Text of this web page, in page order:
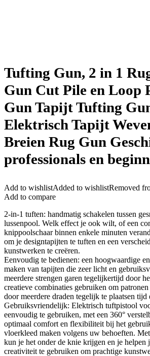
Tufting Gun, 2 in 1
Gun Cut Pile en Loop
Gun Tapijt Tufting
Elektrisch Tapijt
Breien Rug Gun
professionals en
Add to wishlistAdded to wishlistRemoved
Add to compare
2-in-1 tuften: handmatig schakelen tussen
lussenpool. Welk effect je ook wilt, of een
knippoolschaar binnen enkele minuten
om je designtapijten te tuften en een
kunstwerken te creëren.
Eenvoudig te bedienen: een hoogwaardige
maken van tapijten die zeer licht en
meerdere strengen garen tegelijkertijd door
creatieve combinaties gebruiken om
door meerdere draden tegelijk te plaatsen tijd
Gebruiksvriendelijk: Elektrisch tuftpistool
eenvoudig te gebruiken, met een 360°
optimaal comfort en flexibiliteit bij het
vloerkleed maken volgens uw behoeften.
kun je het onder de knie krijgen en je helpen
creativiteit te gebruiken om prachtige